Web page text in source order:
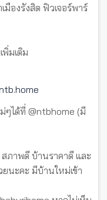
มืองรังสิต ฟิวเจอร์พาร์
มเติม
ๆได้ที่ @ntbhome (มี
ภาพดี บ้านราคาดี และ
นะคะ มีบ้านใหม่เข้า